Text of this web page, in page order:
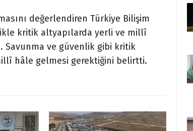
değerlendiren Türkiye Bilişim
kritik altyapılarda yerli ve millî
Savunma ve güvenlik gibi kritik
hâle gelmesi gerektiğini belirtti.